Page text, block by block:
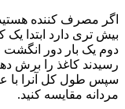
اگر مصرف کننده
بیش تری دارد ابتدا
دوم یک بار دور انگشت
رسیدند کاغذ را برش
مردانه مقایسه کنید.